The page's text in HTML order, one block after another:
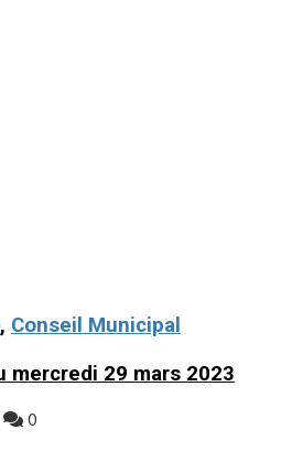
, Conseil Municipal
mercredi 29 mars 2023
0